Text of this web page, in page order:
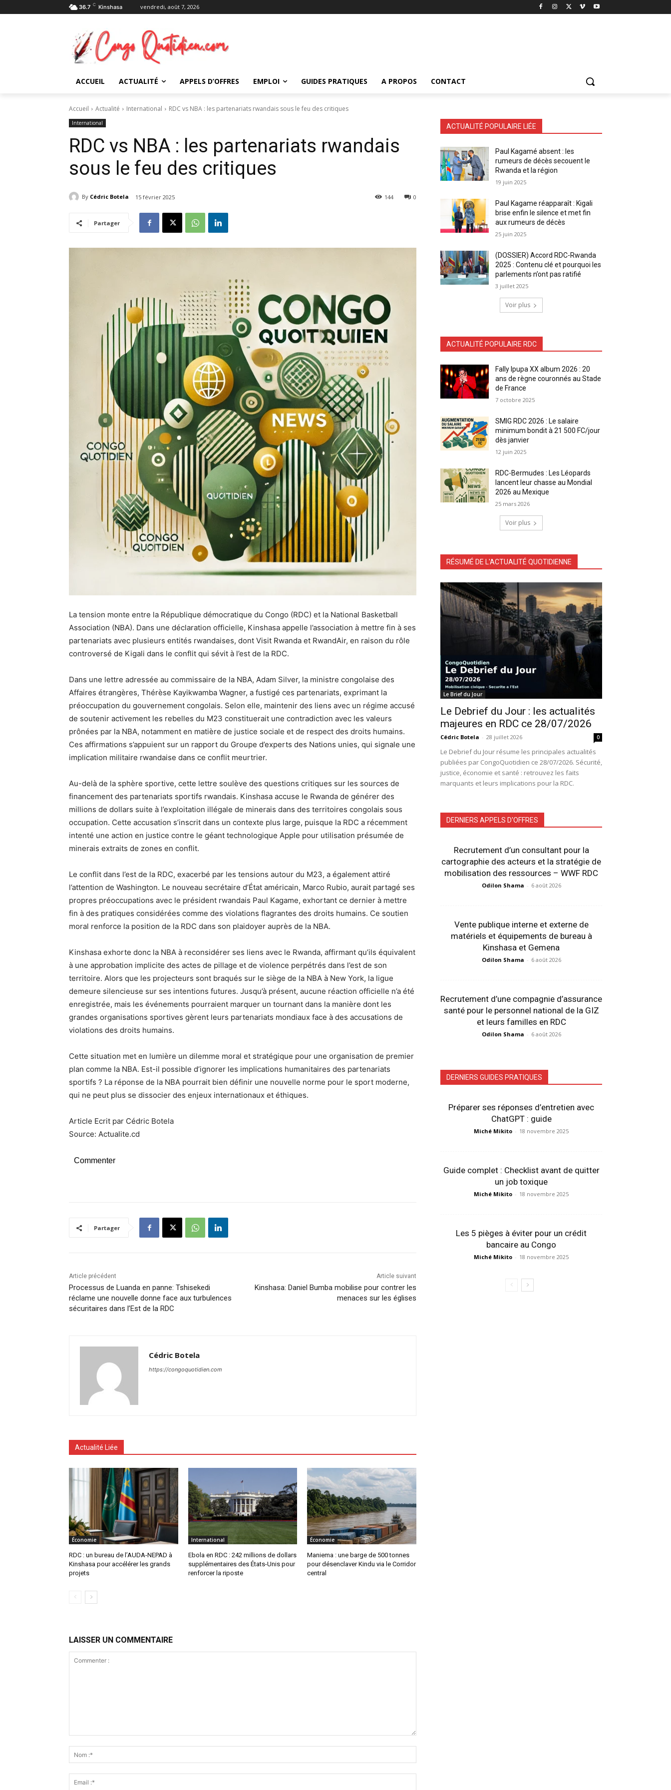
36.7 C Kinshasa vendredi, août 7, 2026
ACCUEIL ACTUALITÉ APPELS D’OFFRES EMPLOI GUIDES PRATIQUES A PROPOS CONTACT
Accueil Actualité International RDC vs NBA : les partenariats rwandais sous le feu des critiques
International
RDC vs NBA : les partenariats rwandais
sous le feu des critiques
By Cédric Botela 15 février 2025 0
144
Partager
La tension monte entre la République démocratique du Congo (RDC) et la National Basketball
Association (NBA). Dans une déclaration officielle, Kinshasa appelle l’association à mettre fin à ses
partenariats avec plusieurs entités rwandaises, dont Visit Rwanda et RwandAir, en raison du rôle
controversé de Kigali dans le conflit qui sévit à l’est de la RDC.
Dans une lettre adressée au commissaire de la NBA, Adam Silver, la ministre congolaise des
Affaires étrangères, Thérèse Kayikwamba Wagner, a fustigé ces partenariats, exprimant la
préoccupation du gouvernement congolais. Selon elle, maintenir des liens avec un régime accusé
de soutenir activement les rebelles du M23 constituerait une contradiction avec les valeurs
prônées par la NBA, notamment en matière de justice sociale et de respect des droits humains.
Ces affirmations s’appuient sur un rapport du Groupe d’experts des Nations unies, qui signale une
implication militaire rwandaise dans ce conflit meurtrier.
Au-delà de la sphère sportive, cette lettre soulève des questions critiques sur les sources de
financement des partenariats sportifs rwandais. Kinshasa accuse le Rwanda de générer des
millions de dollars suite à l’exploitation illégale de minerais dans des territoires congolais sous
occupation. Cette accusation s’inscrit dans un contexte plus large, puisque la RDC a récemment
intenté une action en justice contre le géant technologique Apple pour utilisation présumée de
minerais extraits de zones en conflit.
Le conflit dans l’est de la RDC, exacerbé par les tensions autour du M23, a également attiré
l’attention de Washington. Le nouveau secrétaire d’État américain, Marco Rubio, aurait partagé ses
propres préoccupations avec le président rwandais Paul Kagame, exhortant ce dernier à mettre
fin à des pratiques considérées comme des violations flagrantes des droits humains. Ce soutien
moral renforce la position de la RDC dans son plaidoyer auprès de la NBA.
Kinshasa exhorte donc la NBA à reconsidérer ses liens avec le Rwanda, affirmant qu’ils équivalent
à une approbation implicite des actes de pillage et de violence perpétrés dans l’est de son
territoire. Alors que les projecteurs sont braqués sur le siège de la NBA à New York, la ligue
demeure silencieuse sur ses intentions futures. Jusqu’à présent, aucune réaction officielle n’a été
enregistrée, mais les événements pourraient marquer un tournant dans la manière dont les
grandes organisations sportives gèrent leurs partenariats mondiaux face à des accusations de
violations des droits humains.
Cette situation met en lumière un dilemme moral et stratégique pour une organisation de premier
plan comme la NBA. Est-il possible d’ignorer les implications humanitaires des partenariats
sportifs ? La réponse de la NBA pourrait bien définir une nouvelle norme pour le sport moderne,
qui ne peut plus se dissocier des enjeux internationaux et éthiques.
Article Ecrit par Cédric Botela
Source: Actualite.cd
Commenter
Partager
Article précédent
Processus de Luanda en panne: Tshisekedi
réclame une nouvelle donne face aux turbulences
sécuritaires dans l’Est de la RDC
Article suivant
Kinshasa: Daniel Bumba mobilise pour contrer les
menaces sur les églises
Cédric Botela
https://congoquotidien.com
Actualité Liée
Économie
RDC : un bureau de l’AUDA-NEPAD à
Kinshasa pour accélérer les grands
projets
International
Ebola en RDC : 242 millions de dollars
supplémentaires des États-Unis pour
renforcer la riposte
Économie
Maniema : une barge de 500 tonnes
pour désenclaver Kindu via le Corridor
central
LAISSER UN COMMENTAIRE
:*
ACTUALITÉ POPULAIRE LIÉE
Paul Kagamé absent : les
rumeurs de décès secouent le
Rwanda et la région
19 juin 2025
Paul Kagame réapparaît : Kigali
brise enfin le silence et met fin
aux rumeurs de décès
25 juin 2025
(DOSSIER) Accord RDC-Rwanda
2025 : Contenu clé et pourquoi les
parlements n’ont pas ratifié
3 juillet 2025
Voir plus
ACTUALITÉ POPULAIRE RDC
Fally Ipupa XX album 2026 : 20
ans de règne couronnés au Stade
de France
7 octobre 2025
SMIG RDC 2026 : Le salaire
minimum bondit à 21 500 FC/jour
dès janvier
12 juin 2025
RDC-Bermudes : Les Léopards
lancent leur chasse au Mondial
2026 au Mexique
25 mars 2026
Voir plus
RÉSUMÉ DE L'ACTUALITÉ QUOTIDIENNE
Le Brief du Jour
Le Debrief du Jour : les actualités
majeures en RDC ce 28/07/2026
Cédric Botela - 28 juillet 2026 0
Le Debrief du Jour résume les principales actualités
publiées par CongoQuotidien ce 28/07/2026. Sécurité,
justice, économie et santé : retrouvez les faits
marquants et leurs implications pour la RDC.
DERNIERS APPELS D'OFFRES
Recrutement d’un consultant pour la
cartographie des acteurs et la stratégie de
mobilisation des ressources – WWF RDC
Odilon Shama - 6 août 2026
Vente publique interne et externe de
matériels et équipements de bureau à
Kinshasa et Gemena
Odilon Shama - 6 août 2026
Recrutement d’une compagnie d’assurance
santé pour le personnel national de la GIZ
et leurs familles en RDC
Odilon Shama - 6 août 2026
DERNIERS GUIDES PRATIQUES
Préparer ses réponses d’entretien avec
ChatGPT : guide
Miché Mikito - 18 novembre 2025
Guide complet : Checklist avant de quitter
un job toxique
Miché Mikito - 18 novembre 2025
Les 5 pièges à éviter pour un crédit
bancaire au Congo
Miché Mikito - 18 novembre 2025